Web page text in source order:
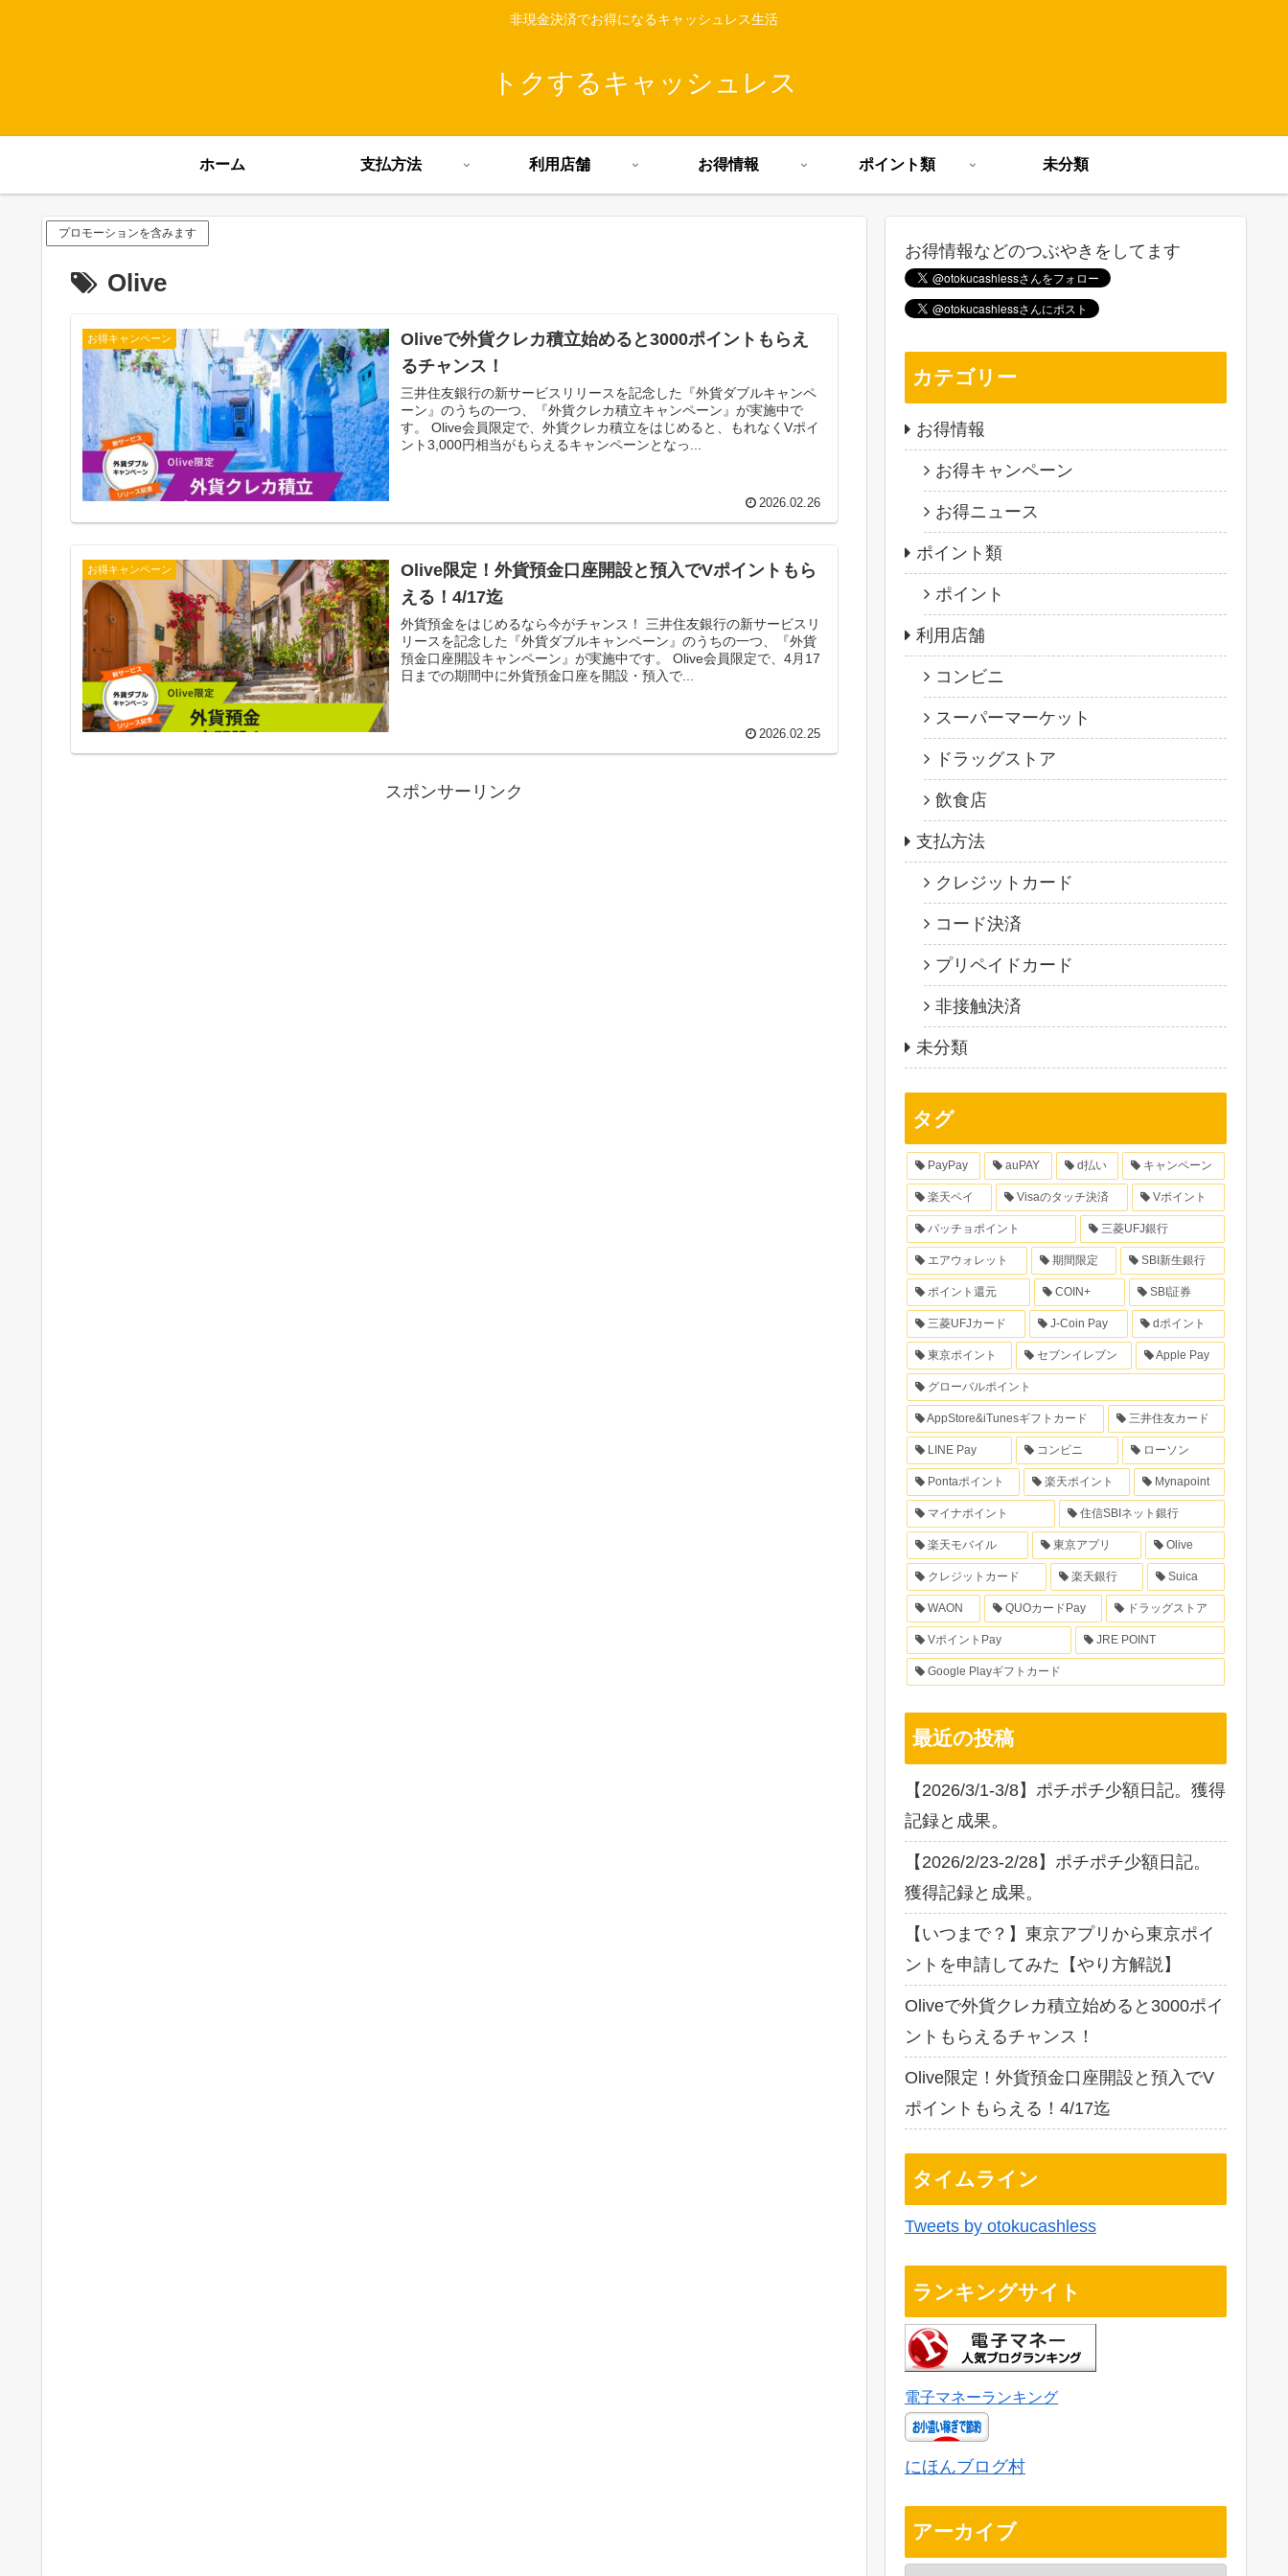
非現金決済でお得になるキャッシュレス生活
トクするキャッシュレス
ホーム 支払方法 利用店舗 お得情報 ポイント類 未分類
プロモーションを含みます
Olive
お得キャンペーン
Oliveで外貨クレカ積立始めると3000ポイントもらえ
るチャンス！
三井住友銀行の新サービスリリースを記念した『外貨ダブルキャンペ
ーン』のうちの一つ、『外貨クレカ積立キャンペーン』が実施中で
す。 Olive会員限定で、外貨クレカ積立をはじめると、もれなくVポイ
ント3,000円相当がもらえるキャンペーンとなっ...
2026.02.26
お得キャンペーン
Olive限定！外貨預金口座開設と預入でVポイントもら
える！4/17迄
外貨預金をはじめるなら今がチャンス！ 三井住友銀行の新サービスリ
リースを記念した『外貨ダブルキャンペーン』のうちの一つ、『外貨
預金口座開設キャンペーン』が実施中です。 Olive会員限定で、4月17
日までの期間中に外貨預金口座を開設・預入で...
2026.02.25
スポンサーリンク
お得情報などのつぶやきをしてます
カテゴリー
お得情報
お得キャンペーン
お得ニュース
ポイント類
ポイント
利用店舗
コンビニ
スーパーマーケット
ドラッグストア
飲食店
支払方法
クレジットカード
コード決済
プリペイドカード
非接触決済
未分類
タグ
PayPay auPAY d払い キャンペーン
楽天ペイ Visaのタッチ決済 Vポイント
パッチョポイント 三菱UFJ銀行
エアウォレット 期間限定 SBI新生銀行
ポイント還元 COIN+ SBI証券
三菱UFJカード J-Coin Pay dポイント
東京ポイント セブンイレブン Apple Pay
グローバルポイント
AppStore&iTunesギフトカード 三井住友カード
LINE Pay コンビニ ローソン
Pontaポイント 楽天ポイント Mynapoint
マイナポイント 住信SBIネット銀行
楽天モバイル 東京アプリ Olive
クレジットカード 楽天銀行 Suica
WAON QUOカードPay ドラッグストア
VポイントPay JRE POINT
Google Playギフトカード
最近の投稿
【2026/3/1-3/8】ポチポチ少額日記。獲得
記録と成果。
【2026/2/23-2/28】ポチポチ少額日記。
獲得記録と成果。
【いつまで？】東京アプリから東京ポイ
ントを申請してみた【やり方解説】
Oliveで外貨クレカ積立始めると3000ポイ
ントもらえるチャンス！
Olive限定！外貨預金口座開設と預入でV
ポイントもらえる！4/17迄
タイムライン
Tweets by otokucashless
ランキングサイト
電子マネーランキング
にほんブログ村
アーカイブ